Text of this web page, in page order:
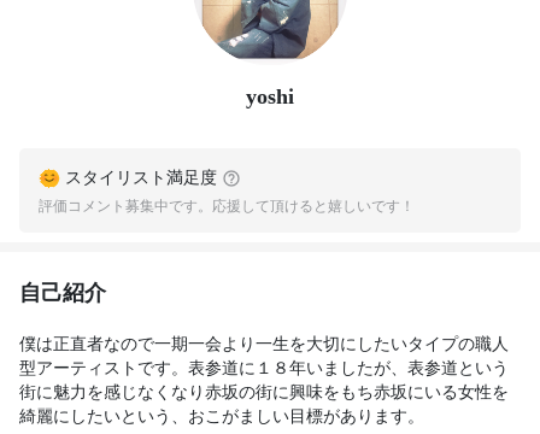
yoshi
スタイリスト満足度
評価コメント募集中です。応援して頂けると嬉しいです！
自己紹介
僕は正直者なので一期一会より一生を大切にしたいタイプの職人
型アーティストです。表参道に１８年いましたが、表参道という
街に魅力を感じなくなり赤坂の街に興味をもち赤坂にいる女性を
綺麗にしたいという、おこがましい目標があります。